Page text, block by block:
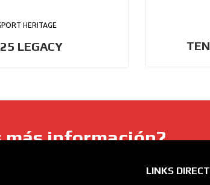
HERITAGE
LEGACY
información?
LINKS